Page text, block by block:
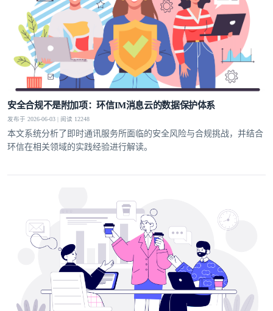
安全合规不是附加项：环信IM消息云的数据保护体系
发布于 2026-06-03 | 阅读 12248
本文系统分析了即时通讯服务所面临的安全风险与合规挑战，并结合
环信在相关领域的实践经验进行解读。